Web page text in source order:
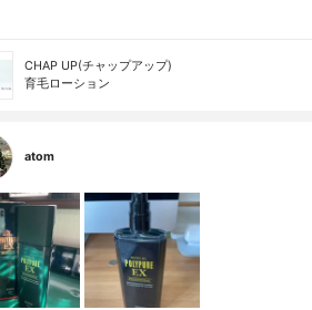
CHAP UP(チャップアップ)
育毛ローション
atom